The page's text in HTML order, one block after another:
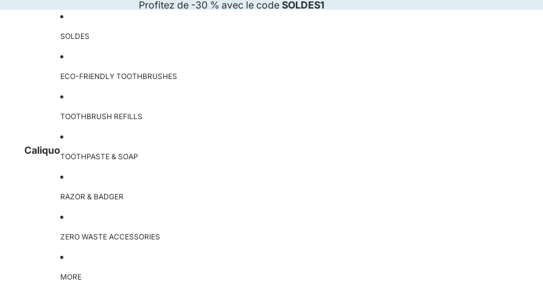
Profitez de -30 % avec le code SOLDES1
Caliquo
SOLDES
ECO-FRIENDLY TOOTHBRUSHES
TOOTHBRUSH REFILLS
TOOTHPASTE & SOAP
RAZOR & BADGER
ZERO WASTE ACCESSORIES
MORE